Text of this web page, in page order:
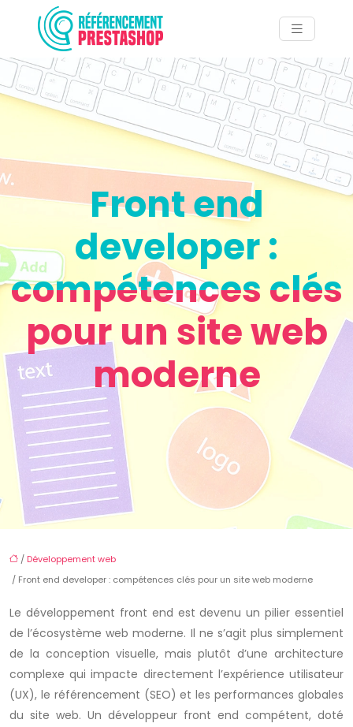
Front end
developer :
compétences clés
pour un site web
moderne
/ Développement web
/ Front end developer : compétences clés pour un site web moderne
Le développement front end est devenu un pilier essentiel
de l’écosystème web moderne. Il ne s’agit plus simplement
de la conception visuelle, mais plutôt d’une architecture
complexe qui impacte directement l’expérience utilisateur
(UX), le référencement (SEO) et les performances globales
du site web. Un développeur front end compétent, doté